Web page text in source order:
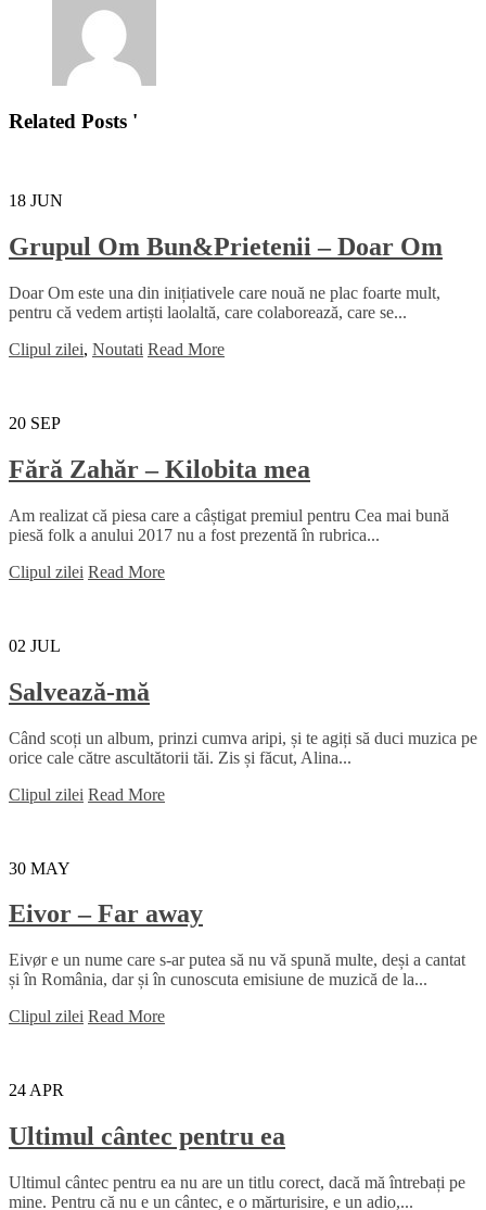
Related Posts '
18 JUN
Grupul Om Bun&Prietenii – Doar Om
Doar Om este una din inițiativele care nouă ne plac foarte mult,
pentru că vedem artiști laolaltă, care colaborează, care se...
Clipul zilei, Noutati Read More
20 SEP
Fără Zahăr – Kilobita mea
Am realizat că piesa care a câștigat premiul pentru Cea mai bună
piesă folk a anului 2017 nu a fost prezentă în rubrica...
Clipul zilei Read More
02 JUL
Salvează-mă
Când scoți un album, prinzi cumva aripi, și te agiți să duci muzica pe
orice cale către ascultătorii tăi. Zis și făcut, Alina...
Clipul zilei Read More
30 MAY
Eivor – Far away
Eivør e un nume care s-ar putea să nu vă spună multe, deși a cantat
și în România, dar și în cunoscuta emisiune de muzică de la...
Clipul zilei Read More
24 APR
Ultimul cântec pentru ea
Ultimul cântec pentru ea nu are un titlu corect, dacă mă întrebați pe
mine. Pentru că nu e un cântec, e o mărturisire, e un adio,...